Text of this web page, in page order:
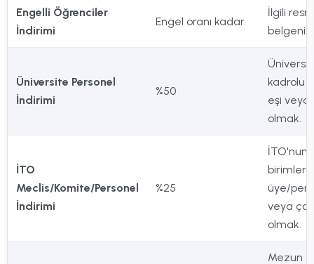
Engelli Öğrenciler
İndirimi
Engel oranı kadar.
İlgili
belgenin
Üniversite Personel
İndirimi
%50
kadrolu
eşi veya
olmak.
İTO
Meclis/Komite/Personel
İndirimi
%25
İTO'nun
üye/
veya
olmak.
Mezun